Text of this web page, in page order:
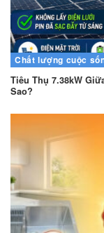
Chất lượng cuộc
Tiêu Thụ 7.38kW
Sao?